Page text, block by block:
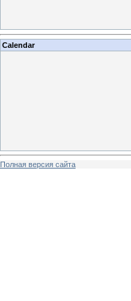
Calendar
Полная версия сайта